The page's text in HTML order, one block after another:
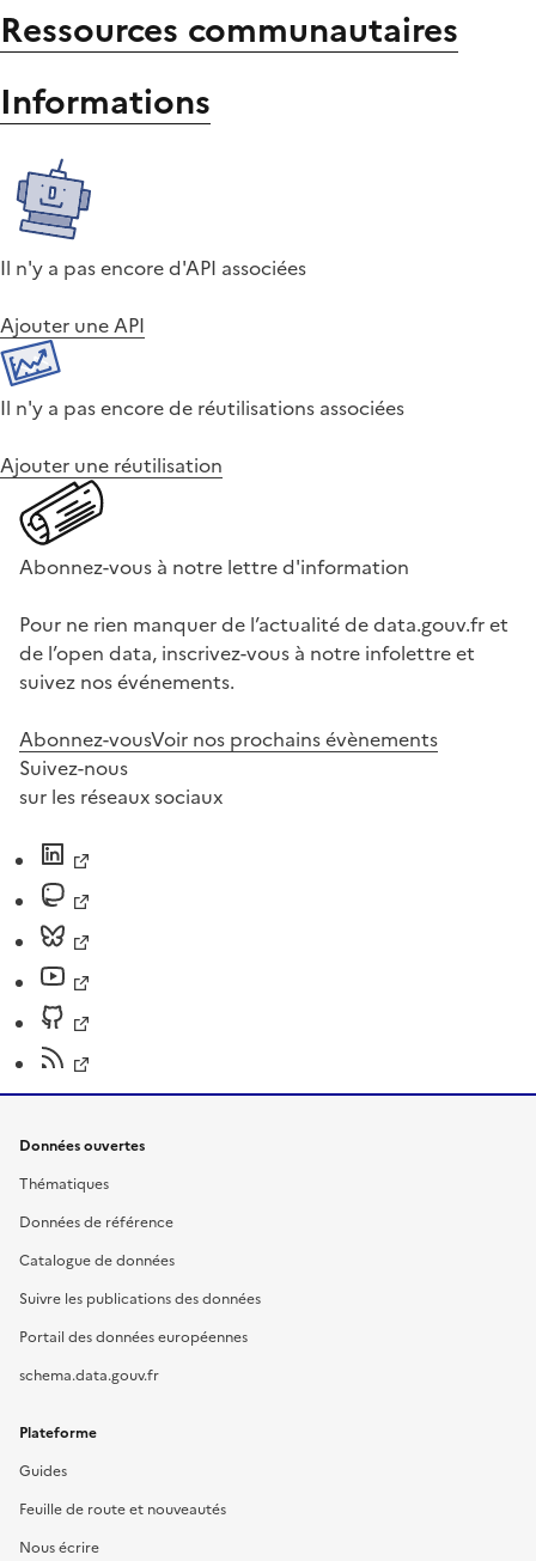
Ressources communautaires
Informations
Il n'y a pas encore d'API associées
Ajouter une API
Il n'y a pas encore de réutilisations associées
Ajouter une réutilisation
Abonnez-vous à notre lettre d'information
Pour ne rien manquer de l’actualité de data.gouv.fr et
de l’open data, inscrivez-vous à notre infolettre et
suivez nos événements.
Abonnez-vousVoir nos prochains évènements
Suivez-nous
sur les réseaux sociaux
Données ouvertes
Thématiques
Données de référence
Catalogue de données
Suivre les publications des données
Portail des données européennes
schema.data.gouv.fr
Plateforme
Guides
Feuille de route et nouveautés
Nous écrire